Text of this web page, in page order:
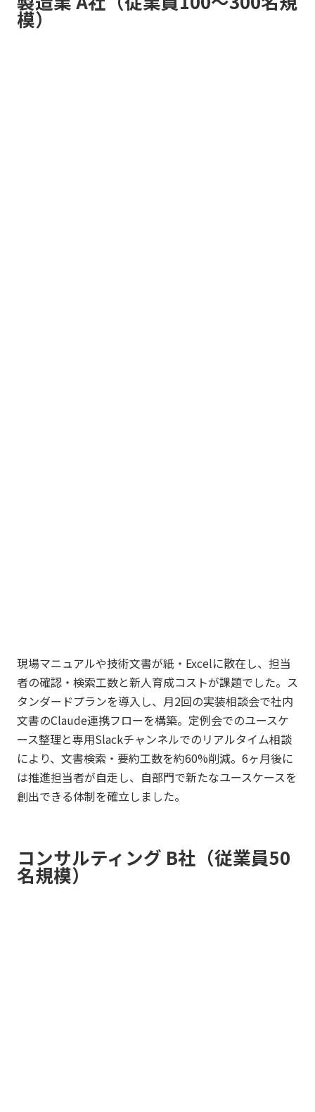
模）
現場マニュアルや技術文書が紙・Excelに散在し、担当
者の確認・検索工数と新人育成コストが課題でした。ス
タンダードプランを導入し、月2回の実装相談会で社内
文書のClaude連携フローを構築。定例会でのユースケ
ース整理と専用Slackチャンネルでのリアルタイム相談
により、文書検索・要約工数を約60%削減。6ヶ月後に
は推進担当者が自走し、自部門で新たなユースケースを
創出できる体制を確立しました。
コンサルティング B社（従業員50
名規模）